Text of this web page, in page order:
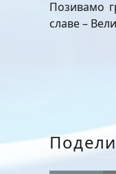
Позивамо
славе –